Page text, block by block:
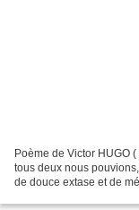
Poème de Victor HUGO
tous deux nous
de douce extase et de